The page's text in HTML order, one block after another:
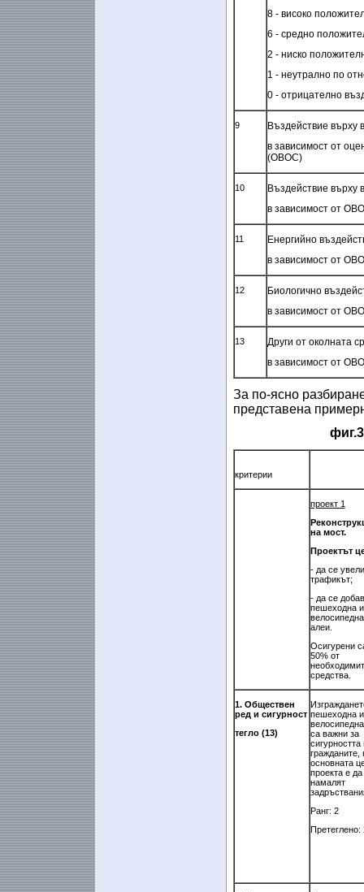
8 - високо
6 - средно
2 - ниско
1 - неутрално по
0 - отрицателно
9
Въздействие върху
в зависимост от
(ОВОС)
10
Въздействие върху
в зависимост от
11
Енергийно
в зависимост от
12
Биологично
в зависимост от
13
Други от околната
в зависимост от
За по-ясно
представена
критерии
проект 1
на мост.
Проектът
- да се
трафикът;
- да се
пешеходна и
велосипедна
алеи.
Осигурени
50% от
средства.
1. Обществен
ред и сигурност
тегло (13)
пешеходна и
са важни за
сигурността
гражданите,
основната
проекта е да
намалят
Ранг: 2
Претеглено: